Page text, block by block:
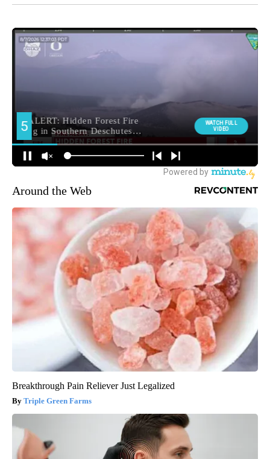
Around the Web
Breakthrough Pain Reliever Just Legalized
Triple Green Farms